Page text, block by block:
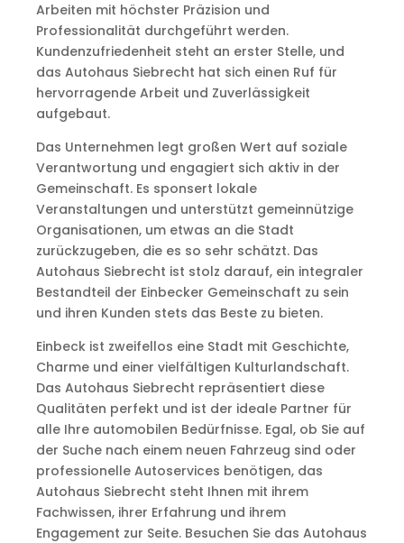
Arbeiten mit höchster Präzision und
Professionalität durchgeführt werden.
Kundenzufriedenheit steht an erster Stelle, und
das Autohaus Siebrecht hat sich einen Ruf für
hervorragende Arbeit und Zuverlässigkeit
aufgebaut.
Das Unternehmen legt großen Wert auf soziale
Verantwortung und engagiert sich aktiv in der
Gemeinschaft. Es sponsert lokale
Veranstaltungen und unterstützt gemeinnützige
Organisationen, um etwas an die Stadt
zurückzugeben, die es so sehr schätzt. Das
Autohaus Siebrecht ist stolz darauf, ein integraler
Bestandteil der Einbecker Gemeinschaft zu sein
und ihren Kunden stets das Beste zu bieten.
Einbeck ist zweifellos eine Stadt mit Geschichte,
Charme und einer vielfältigen Kulturlandschaft.
Das Autohaus Siebrecht repräsentiert diese
Qualitäten perfekt und ist der ideale Partner für
alle Ihre automobilen Bedürfnisse. Egal, ob Sie auf
der Suche nach einem neuen Fahrzeug sind oder
professionelle Autoservices benötigen, das
Autohaus Siebrecht steht Ihnen mit ihrem
Fachwissen, ihrer Erfahrung und ihrem
Engagement zur Seite. Besuchen Sie das Autohaus